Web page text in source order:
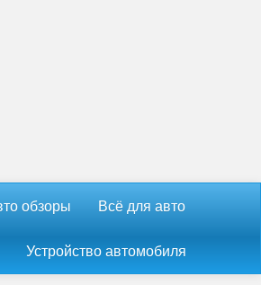
обзоры Всё для авто
Устройство автомобиля